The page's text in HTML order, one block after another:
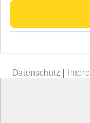
Datenschutz |